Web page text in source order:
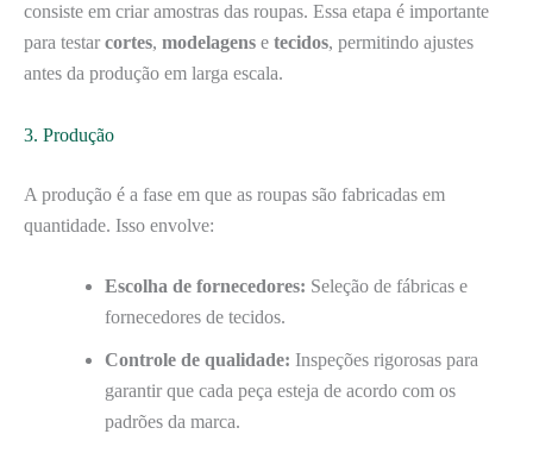
consiste em criar amostras das roupas. Essa etapa é importante
para testar cortes, modelagens e tecidos, permitindo ajustes
antes da produção em larga escala.
3. Produção
A produção é a fase em que as roupas são fabricadas em
quantidade. Isso envolve:
Escolha de fornecedores: Seleção de fábricas e
fornecedores de tecidos.
Controle de qualidade: Inspeções rigorosas para
garantir que cada peça esteja de acordo com os
padrões da marca.